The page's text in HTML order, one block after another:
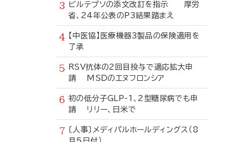
ビルテプソの添文改訂を指示 厚労
省、24年公表のP3結果踏まえ
【中医協】医療機器3製品の保険適用を
了承
RSV抗体の2回目投与で適応拡大申
請 MSDのエヌフロンシア
初の低分子GLP-1、2型糖尿病でも申
請 リリー、日米で
〔人事〕メディパルホールディングス（8